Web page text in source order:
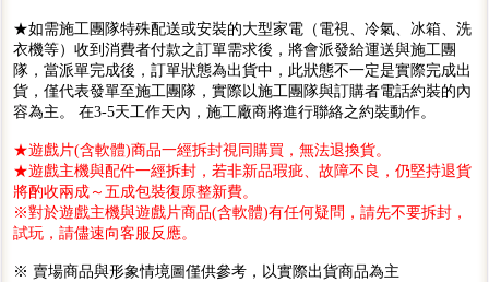
★如需施工團隊特殊配送或安裝的大型家電（電視、冷氣、冰箱、洗
衣機等）收到消費者付款之訂單需求後，將會派發給運送與施工團
隊，當派單完成後，訂單狀態為出貨中，此狀態不一定是實際完成出
貨，僅代表發單至施工團隊，實際以施工團隊與訂購者電話約裝的內
容為主。 在3-5天工作天內，施工廠商將進行聯絡之約裝動作。
★遊戲片(含軟體)商品一經拆封視同購買，無法退換貨。
★遊戲主機與配件一經拆封，若非新品瑕疵、故障不良，仍堅持退貨
將酌收兩成～五成包裝復原整新費。
※對於遊戲主機與遊戲片商品(含軟體)有任何疑問，請先不要拆封，
試玩，請儘速向客服反應。
※ 賣場商品與形象情境圖僅供參考，以實際出貨商品為主